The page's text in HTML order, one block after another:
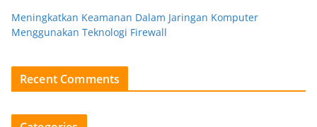
Meningkatkan Keamanan Dalam Jaringan Komputer
Menggunakan Teknologi Firewall
Recent Comments